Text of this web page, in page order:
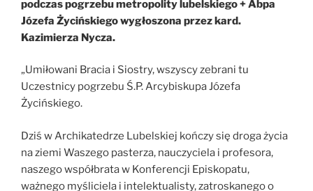
podczas pogrzebu metropolity lubelskiego + Abpa
Józefa Życińskiego wygłoszona przez kard.
Kazimierza Nycza.
„Umiłowani Bracia i Siostry, wszyscy zebrani tu
Uczestnicy pogrzebu Ś.P. Arcybiskupa Józefa
Życińskiego.
Dziś w Archikatedrze Lubelskiej kończy się droga życia
na ziemi Waszego pasterza, nauczyciela i profesora,
naszego współbrata w Konferencji Episkopatu,
ważnego myśliciela i intelektualisty, zatroskanego o